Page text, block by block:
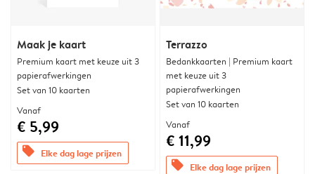
Maak je kaart
Premium kaart met keuze uit 3
papierafwerkingen
Set van 10 kaarten
Vanaf
€ 5,99
offers Elke dag lage prijzen
Terrazzo
Bedankkaarten | Premium kaart
met keuze uit 3
papierafwerkingen
Set van 10 kaarten
Vanaf
€ 11,99
offers Elke dag lage prijzen